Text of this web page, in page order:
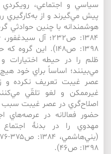
سياسي و اجتماعي، رويكردي
پيش‌ مي‌‌گيرند و از به‌‌كارگيري
هوشمندانه با چنين حوادثي
۱۳۹۸: ص۱۴۸). اين
ظلم را در حيطه اختيارات
مي‌بينند؛ اساساً براي خود
عصر غيبت تعريف نكرده و
غيرممكن و لغو تلقّي
اصلاح‌گري در عصر غيبت
حضور فعالانه در عرصه‌هاي
مهدوي را در بدنۀ
۱۳۹۸: ص۴۶).